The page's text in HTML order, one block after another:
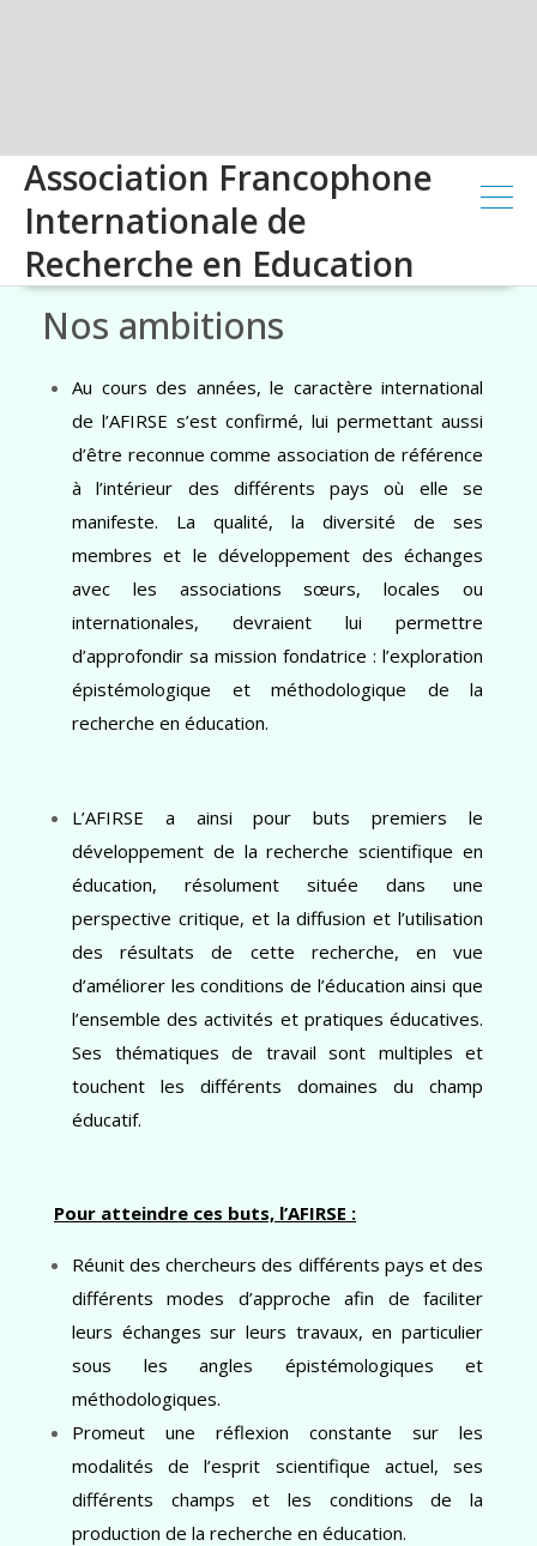
Association Francophone
Internationale de
Recherche en Education
Nos ambitions
Au cours des années, le caractère international
de l’AFIRSE s’est confirmé, lui permettant aussi
d’être reconnue comme association de référence
à l’intérieur des différents pays où elle se
manifeste. La qualité, la diversité de ses
membres et le développement des échanges
avec les associations sœurs, locales ou
internationales, devraient lui permettre
d’approfondir sa mission fondatrice : l’exploration
épistémologique et méthodologique de la
recherche en éducation.
L’AFIRSE a ainsi pour buts premiers le
développement de la recherche scientifique en
éducation, résolument située dans une
perspective critique, et la diffusion et l’utilisation
des résultats de cette recherche, en vue
d’améliorer les conditions de l’éducation ainsi que
l’ensemble des activités et pratiques éducatives.
Ses thématiques de travail sont multiples et
touchent les différents domaines du champ
éducatif.
Pour atteindre ces buts, l’AFIRSE :
Réunit des chercheurs des différents pays et des
différents modes d’approche afin de faciliter
leurs échanges sur leurs travaux, en particulier
sous les angles épistémologiques et
méthodologiques.
Promeut une réflexion constante sur les
modalités de l’esprit scientifique actuel, ses
différents champs et les conditions de la
production de la recherche en éducation.